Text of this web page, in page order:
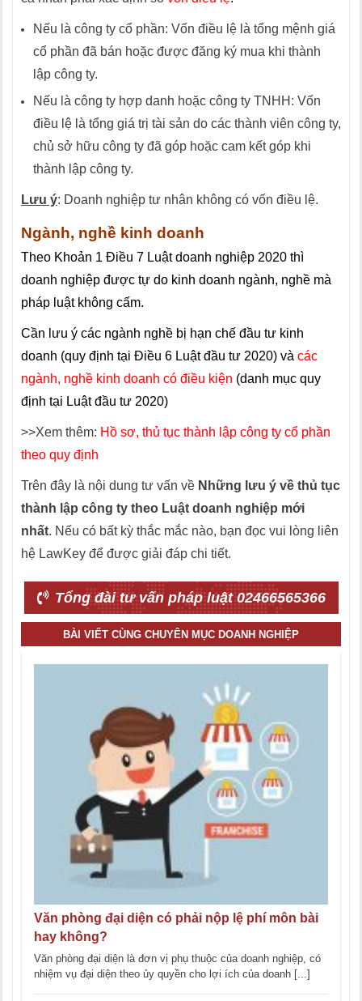
Nếu là công ty cổ phần: Vốn điều lệ là tổng mệnh giá
cổ phần đã bán hoặc được đăng ký mua khi thành
lập công ty.
Nếu là công ty hợp danh hoặc công ty TNHH: Vốn
điều lệ là tổng giá trị tài sản do các thành viên công ty,
chủ sở hữu công ty đã góp hoặc cam kết góp khi
thành lập công ty.
Lưu ý: Doanh nghiệp tư nhân không có vốn điều lệ.
Ngành, nghề kinh doanh
Theo Khoản 1 Điều 7 Luật doanh nghiệp 2020 thì
doanh nghiệp được tự do kinh doanh ngành, nghề mà
pháp luật không cấm.
Cần lưu ý các ngành nghề bị hạn chế đầu tư kinh
doanh (quy định tại Điều 6 Luật đầu tư 2020) và các
ngành, nghề kinh doanh có điều kiện (danh mục quy
định tại Luật đầu tư 2020)
>>Xem thêm: Hồ sơ, thủ tục thành lập công ty cổ phần
theo quy định
Trên đây là nội dung tư vấn về Những lưu ý về thủ tục
thành lập công ty theo Luật doanh nghiệp mới
nhất. Nếu có bất kỳ thắc mắc nào, bạn đọc vui lòng liên
hệ LawKey để được giải đáp chi tiết.
Tổng đài tư vấn pháp luật 02466565366
BÀI VIẾT CÙNG CHUYÊN MỤC DOANH NGHIỆP
Văn phòng đại diện có phải nộp lệ phí môn bài
hay không?
Văn phòng đại diện là đơn vị phụ thuộc của doanh nghiệp, có
nhiệm vụ đại diện theo ủy quyền cho lợi ích của doanh [...]